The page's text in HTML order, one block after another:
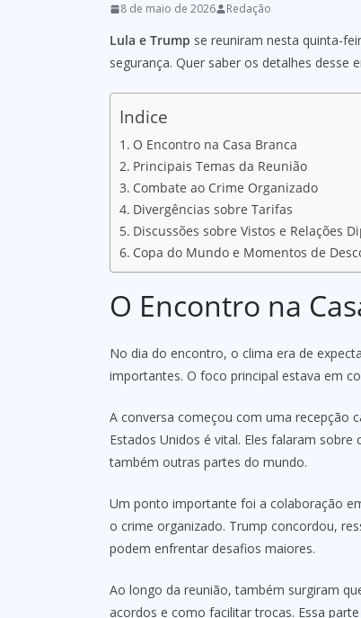
8 de maio de 2026 Redação
Lula e Trump se reuniram nesta quinta-
segurança. Quer saber os detalhes desse
Indice
O Encontro na Casa Branca
Principais Temas da Reunião
Combate ao Crime Organizado
Divergências sobre Tarifas
Discussões sobre Vistos e Relações
Copa do Mundo e Momentos de
O Encontro na
No dia do encontro, o clima era de
importantes. O foco principal estava em
A conversa começou com uma recepção
Estados Unidos é vital. Eles falaram
também outras partes do mundo.
Um ponto importante foi a colaboração
o crime organizado. Trump concordou,
podem enfrentar desafios maiores.
Ao longo da reunião, também surgiram
acordos e como facilitar trocas. Essa